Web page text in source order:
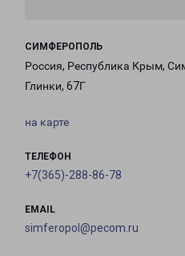
СИМФЕРОПОЛЬ
Россия, Республика Крым,
Глинки, 67Г
на карте
ТЕЛЕФОН
+7(365)-288-86-78
EMAIL
simferopol@pecom.ru